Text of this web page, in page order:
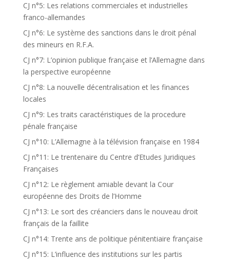
CJ n°5: Les relations commerciales et industrielles
franco-allemandes
CJ n°6: Le système des sanctions dans le droit pénal
des mineurs en R.F.A.
CJ n°7: L’opinion publique française et l’Allemagne dans
la perspective européenne
CJ n°8: La nouvelle décentralisation et les finances
locales
CJ n°9: Les traits caractéristiques de la procedure
pénale française
CJ n°10: L’Allemagne à la télévision française en 1984
CJ n°11: Le trentenaire du Centre d’Etudes Juridiques
Françaises
CJ n°12: Le règlement amiable devant la Cour
européenne des Droits de l’Homme
CJ n°13: Le sort des créanciers dans le nouveau droit
français de la faillite
CJ n°14: Trente ans de politique pénitentiaire française
CJ n°15: L’influence des institutions sur les partis